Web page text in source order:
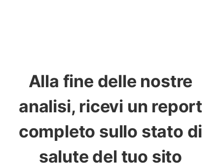
Alla fine delle nostre
analisi, ricevi un report
completo sullo stato di
salute del tuo sito